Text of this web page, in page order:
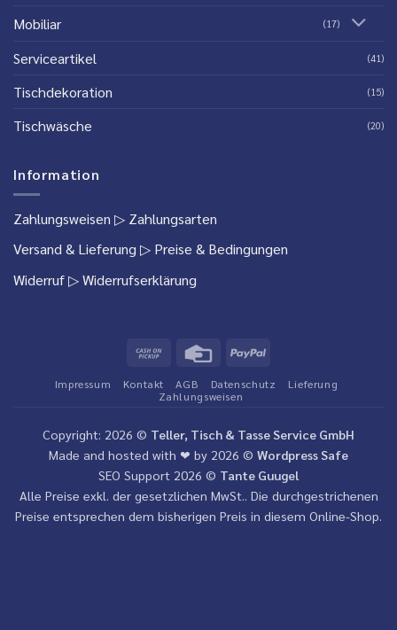
Mobiliar (17)
Serviceartikel (41)
Tischdekoration (15)
Tischwäsche (20)
Information
Zahlungsweisen ▷ Zahlungsarten
Versand & Lieferung ▷ Preise & Bedingungen
Widerruf▷ Widerrufserklärung
Cash
Pickup
Credit
PayPal
Impressum Kontakt AGB Datenschutz
Lieferung
Zahlungsweisen
Copyright: 2026 © Teller, Tisch & Tasse Service GmbH
Made and hosted with ❤ by 2026 © Wordpress Safe
SEO Support 2026 © Tante Guugel
Alle Preise exkl. der gesetzlichen MwSt.. Die durchgestrichenen
Preise entsprechen dem bisherigen Preis in diesem Online-Shop.